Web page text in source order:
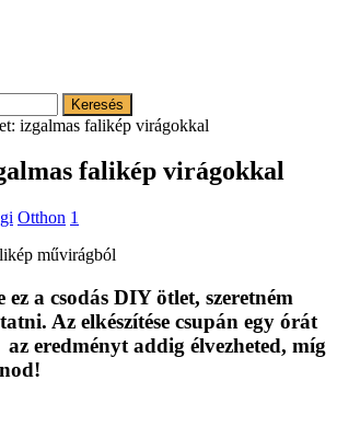
izgalmas falikép virágokkal
falikép virágokkal
Otthon 1
ez a csodás DIY ötlet, szeretném
Az elkészítése csupán egy órát
az eredményt addig élvezheted, míg